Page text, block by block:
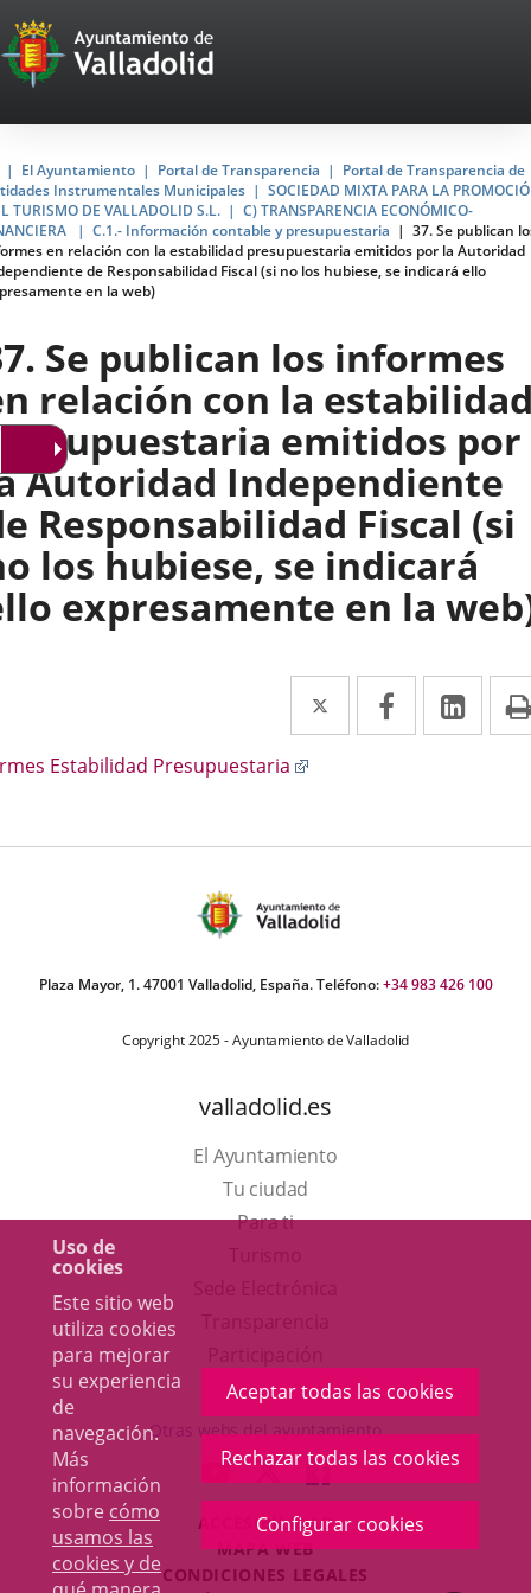
Uso de
cookies
Este sitio web
utiliza cookies
para mejorar
su experiencia
de
navegación.
Más
información
sobre cómo
usamos las
cookies y de
Aceptar todas las cookies
Rechazar todas las cookies
Configurar cookies
Portal
Web
del
Ayuntamiento
de
Valladolid
El Ayuntamiento Portal de Transparencia
Portal de Transparencia de
Instrumentales Municipales
SOCIEDAD MIXTA PARA LA
TURISMO DE VALLADOLID S.L.
C) TRANSPARENCIA ECONÓMICO-
C.1.- Información contable y presupuestaria
37. Se publican
en relación con la estabilidad presupuestaria emitidos por la Autoridad
de Responsabilidad Fiscal (si no los hubiese, se indicará ello
en la web)
Se publican los informes
relación con la
emitidos por
Autoridad Independiente
Responsabilidad Fiscal (si
los hubiese, se indicará
expresamente en la
Twitter
Enlace
a
externa.
Facebook
Enlace
a
externa.
a
Estabilidad Presupuestaria
aplicación
Plaza Mayor, 1. 47001 Valladolid, España. Teléfono:+34 983 426 100
Copyright 2025 - Ayuntamiento de Valladolid
valladolid.es
El Ayuntamiento
Tu ciudad
Para ti
en
una
ventana
nueva.
aplicación
externa.
Otras webs del ayuntamiento
ENLACE
A
UNA
APLICACIÓN
ENLACE
A
UNA
APLICACIÓN
ENLACE
A
UNA
ACCESIBILIDAD
MAPA WEB
CONDICIONES LEGALES